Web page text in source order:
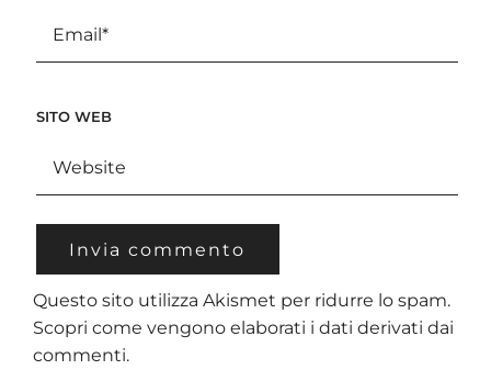
SITO WEB
Questo sito utilizza Akismet per ridurre lo spam.
Scopri come vengono elaborati i dati derivati dai
commenti.